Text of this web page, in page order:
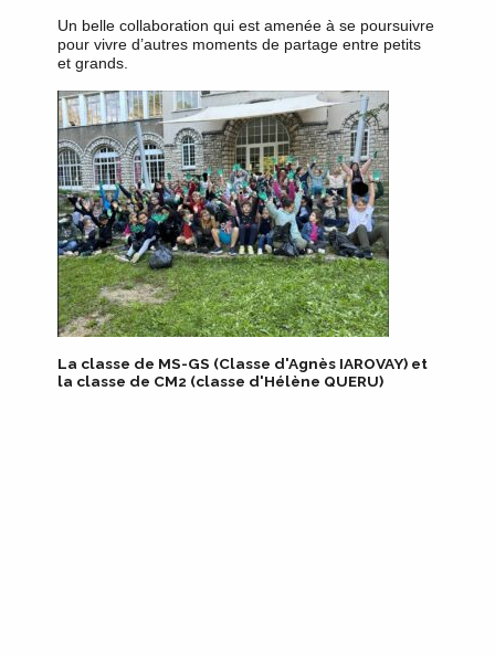
Un belle collaboration qui est amenée à se poursuivre
pour vivre d’autres moments de partage entre petits
et grands.
La classe de MS-GS (Classe d'Agnès IAROVAY) et
la classe de CM2 (classe d'Hélène QUERU)